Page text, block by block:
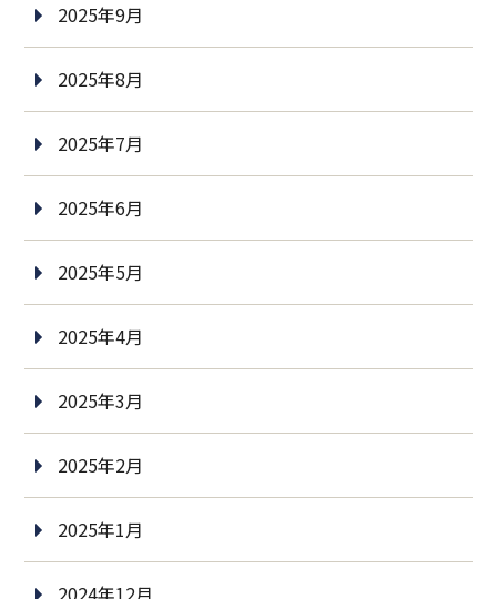
2025年9月
2025年8月
2025年7月
2025年6月
2025年5月
2025年4月
2025年3月
2025年2月
2025年1月
2024年12月